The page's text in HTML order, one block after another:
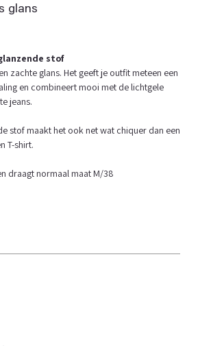
glans
stof
zachte glans. Het geeft je outfit meteen een
en combineert mooi met de lichtgele
jeans.
stof maakt het ook net wat chiquer dan een
T-shirt.
draagt normaal maat M/38